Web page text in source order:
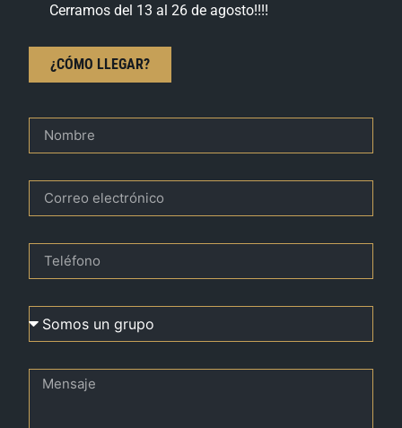
Cerramos del 13 al 26 de agosto!!!!
¿CÓMO LLEGAR?